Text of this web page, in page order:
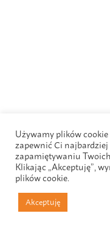
Używamy plików
zapewnić Ci
zapamiętywaniu
Klikając „Akceptuję”,
plików cookie.
Akceptuję